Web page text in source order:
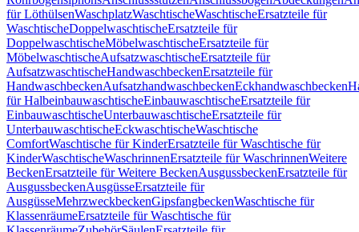
für LöthülsenWaschplatzWaschtischeWaschtischeErsatzteile für
WaschtischeDoppelwaschtischeErsatzteile für
DoppelwaschtischeMöbelwaschtischeErsatzteile für
MöbelwaschtischeAufsatzwaschtischeErsatzteile für
AufsatzwaschtischeHandwaschbeckenErsatzteile für
HandwaschbeckenAufsatzhandwaschbeckenEckhandwaschbecken
für HalbeinbauwaschtischeEinbauwaschtischeErsatzteile für
EinbauwaschtischeUnterbauwaschtischeErsatzteile für
UnterbauwaschtischeEckwaschtischeWaschtische
ComfortWaschtische für KinderErsatzteile für Waschtische für
KinderWaschtischeWaschrinnenErsatzteile für WaschrinnenWeitere
BeckenErsatzteile für Weitere BeckenAusgussbeckenErsatzteile für
AusgussbeckenAusgüsseErsatzteile für
AusgüsseMehrzweckbeckenGipsfangbeckenWaschtische für
KlassenräumeErsatzteile für Waschtische für